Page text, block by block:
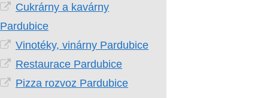
Cukrárny a kavárny
Pardubice
Vinotéky, vinárny Pardubice
Restaurace Pardubice
Pizza rozvoz Pardubice